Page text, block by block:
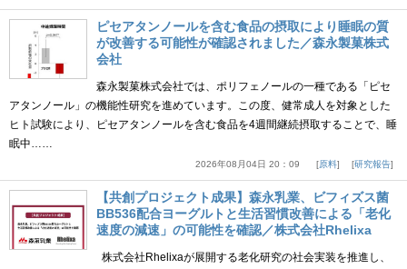
ピセアタンノールを含む食品の摂取により睡眠の質
が改善する可能性が確認されました／森永製菓株式
会社
森永製菓株式会社では、ポリフェノールの一種である「ピセ
アタンノール」の機能性研究を進めています。この度、健常成人を対象とした
ヒト試験により、ピセアタンノールを含む食品を4週間継続摂取することで、睡
眠中……
2026年08月04日 20：09 原料 研究報告
【共創プロジェクト成果】森永乳業、ビフィズス菌
BB536配合ヨーグルトと生活習慣改善による「老化
速度の減速」の可能性を確認／株式会社Rhelixa
株式会社Rhelixaが展開する老化研究の社会実装を推進し、